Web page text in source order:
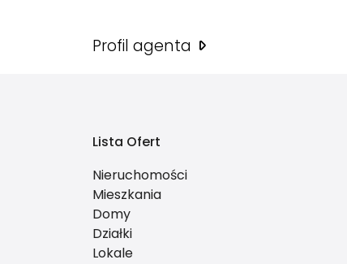
Profil agenta
Lista Ofert
Nieruchomości
Mieszkania
Domy
Działki
Lokale